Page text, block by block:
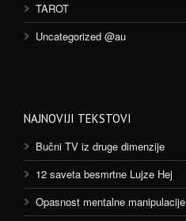
TAROT
Uncategorized @au
NAJNOVIJI TEKSTOVI
Bučni TV iz druge dimenzije
12 saveta besmrtne Lujze Hej
Opasnost mentalne manipulacije